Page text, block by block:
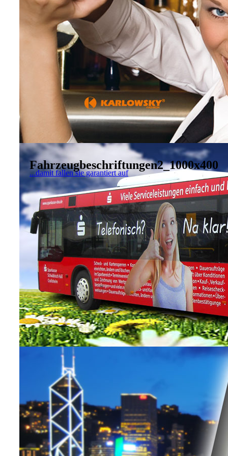
Fahrzeugbeschriftungen2_1000x400
...damit fallen sie garantiert auf